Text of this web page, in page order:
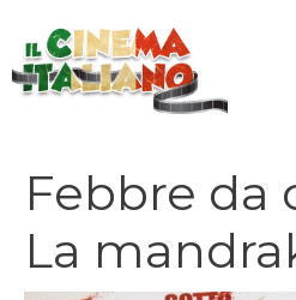
contenuto
Febbre da
La